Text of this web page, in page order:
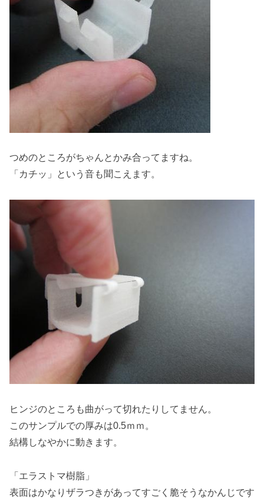
つめのところがちゃんとかみ合ってますね。
「カチッ」という音も聞こえます。
ヒンジのところも曲がって切れたりしてません。
このサンプルでの厚みは0.5ｍｍ。
結構しなやかに動きます。
「エラストマ樹脂」
表面はかなりザラつきがあってすごく脆そうなかんじです